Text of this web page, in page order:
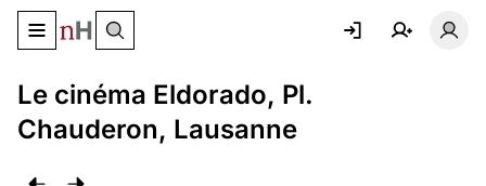
Basculer le menu de navigation
Le cinéma Eldorado, Pl.
Chauderon, Lausanne